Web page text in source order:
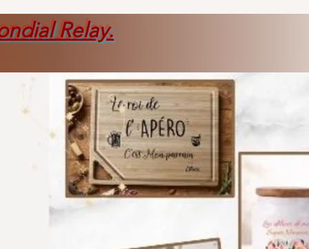
Relay.